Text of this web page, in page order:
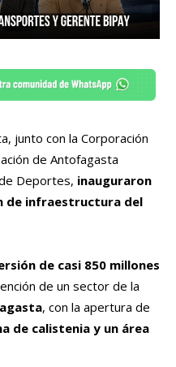
junto con la Corporación
de Antofagasta
Deportes, inauguraron
de infraestructura del
de casi 850 millones
de un sector de la
, con la apertura de
de calistenia y un área